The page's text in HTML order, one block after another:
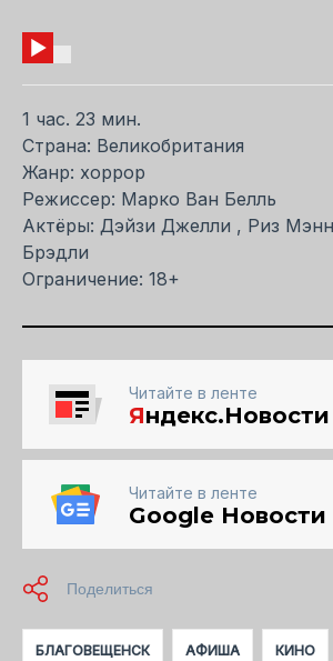
1 час. 23 мин.
Страна: Великобритания
Жанр: хоррор
Режиссер: Марко Ван Белль
Актёры: Дэйзи Джелли , Риз
Брэдли
Ограничение: 18+
Читайте в ленте
Яндекс.Новости
Читайте в ленте
Google Новости
БЛАГОВЕЩЕНСК АФИША КИНО